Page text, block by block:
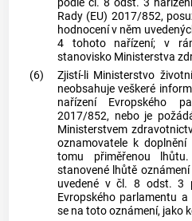
podle čl. 8 odst. 3
Rady (EU) 2017/852,
hodnocení v něm
4 tohoto nařízení; v
stanovisko Ministerstva
(6)
Zjistí-li Ministerstvo
neobsahuje veškeré
nařízení Evropského
2017/852, nebo je
Ministerstvem
oznamovatele k
tomu přiměřenou
stanovené lhůtě
uvedené v čl. 8 odst. 3
Evropského parlamentu
se na toto oznámení, jako